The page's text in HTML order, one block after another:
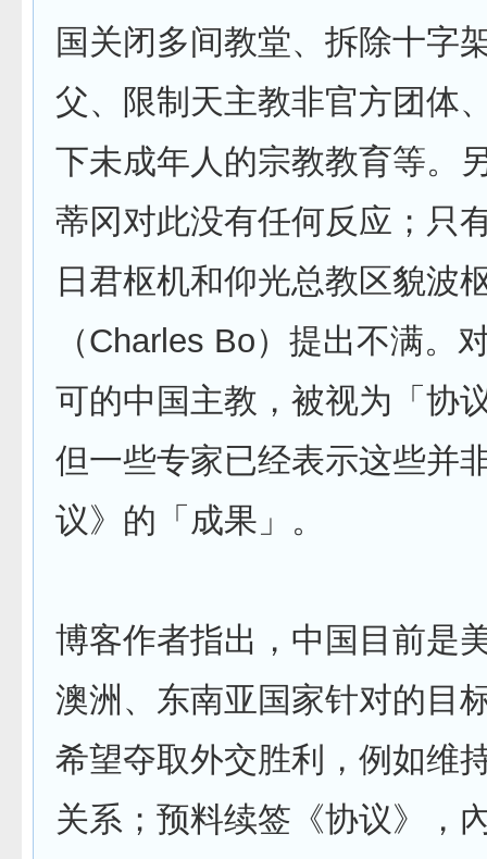
国关闭多间教堂、拆除十字
父、限制天主教非官方团体
下未成年人的宗教教育等。
蒂冈对此没有任何反应；只
日君枢机和仰光总教区貌波
（Charles Bo）提出不满。
可的中国主教，被视为「协
但一些专家已经表示这些并
议》的「成果」。
博客作者指出，中国目前是
澳洲、东南亚国家针对的目
希望夺取外交胜利，例如维
关系；预料续签《协议》，